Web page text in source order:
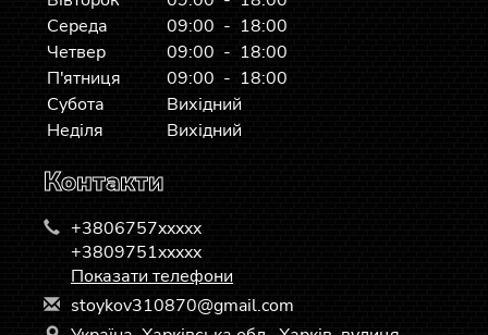
Середа
09:00 - 18:00
Четвер
09:00 - 18:00
П'ятниця
09:00 - 18:00
Субота
Вихідний
Неділя
Вихідний
Контакти
+3806757xxxxx
+3809751xxxxx
Показати телефони
stoykov310870@gmail.com